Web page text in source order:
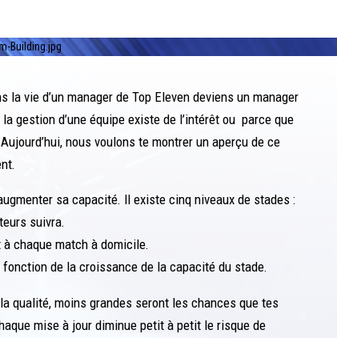
vie d’un manager de Top Eleven deviens un manager
gestion d’une équipe existe de l’intérêt ou parce que
nous voulons te montrer un aperçu de ce
sa capacité. Il existe cinq niveaux de stades :
suivra.
chaque match à domicile.
de la croissance de la capacité du stade.
qualité, moins grandes seront les chances que tes
mise à jour diminue petit à petit le risque de